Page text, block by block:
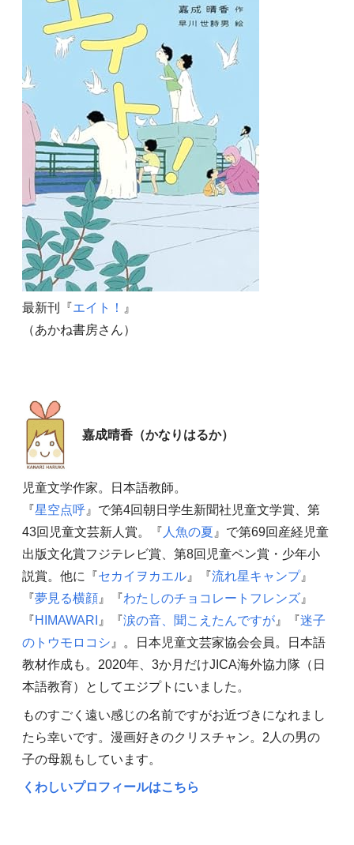
最新刊『エイト！
』
（あかね書房さん）
嘉成晴香（かなりはるか）
児童文学作家。日本語教師。
『星空点呼』で第4回朝日学生新聞社児童文学賞、第
43回児童文芸新人賞。『 人魚の夏 』で第69回産経児童
出版文化賞フジテレビ賞、第8回児童ペン賞・少年小
説賞。他に『セカイヲカエル』『流れ星キャンプ』
『夢見る横顔』『わたしのチョコレートフレンズ』
『HIMAWARI 』『涙の音、聞こえたんですが』『迷子
のトウモロコシ 』。日本児童文芸家協会会員。日本語
教材作成も。2020年、3か月だけJICA海外協力隊（日
本語教育）としてエジプトにいました。
ものすごく遠い感じの名前ですがお近づきになれまし
たら幸いです。漫画好きのクリスチャン。2人の男の
子の母親もしています。
くわしいプロフィールはこちら